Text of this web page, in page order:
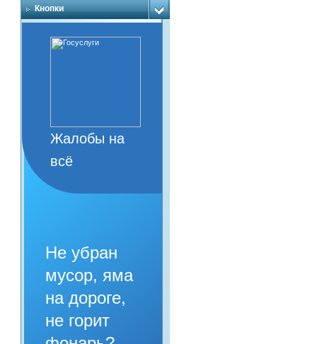
Кнопки
Жалобы на
всё
Не убран
мусор, яма
на дороге,
не горит